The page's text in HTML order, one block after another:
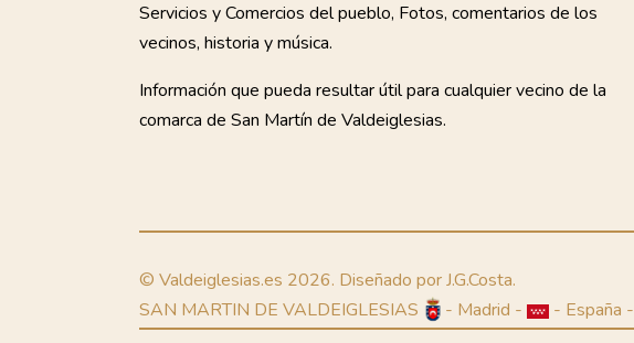
Servicios y Comercios del pueblo, Fotos, comentarios de los
vecinos, historia y música.
Información que pueda resultar útil para cualquier vecino de la
comarca de San Martín de Valdeiglesias.
© Valdeiglesias.es 2026. Diseñado por J.G.Costa.
SAN MARTIN DE VALDEIGLESIAS
- Madrid - - España -